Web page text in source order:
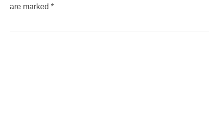
are marked *